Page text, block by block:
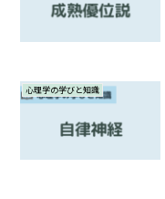
心理学の学びと知識